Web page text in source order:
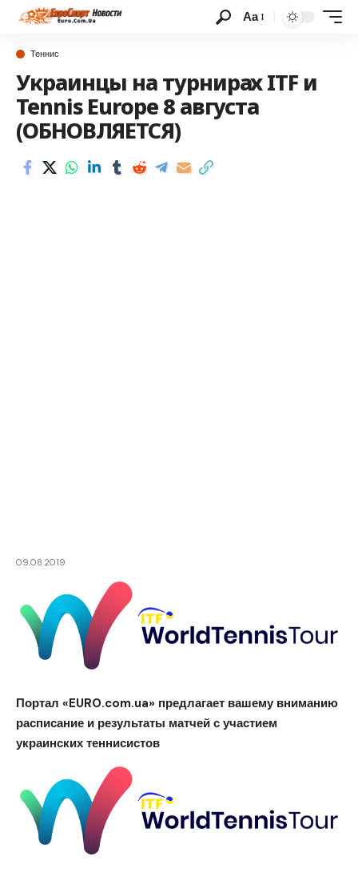
Аа
Теннис
Украинцы на турнирах ITF и
Tennis Europe 8 августа
(ОБНОВЛЯЕТСЯ)
09.08.2019
Портал «EURO.com.ua» предлагает вашему вниманию
расписание и результаты матчей с участием
украинских теннисистов